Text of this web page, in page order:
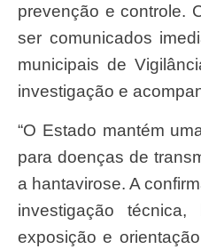
prevenção e controle.
ser comunicados
municipais de
investigação e
“O Estado mantém uma vigilância permanente
para doenças de
a hantavirose. A
investigação
exposição e